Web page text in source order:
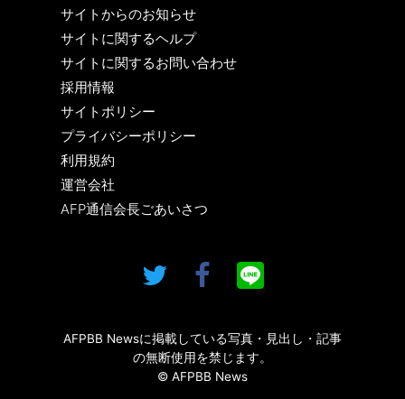
サイトからのお知らせ
サイトに関するヘルプ
サイトに関するお問い合わせ
採用情報
サイトポリシー
プライバシーポリシー
利用規約
運営会社
AFP通信会長ごあいさつ
AFPBB Newsに掲載している写真・見出し・記事
の無断使用を禁じます。
© AFPBB News